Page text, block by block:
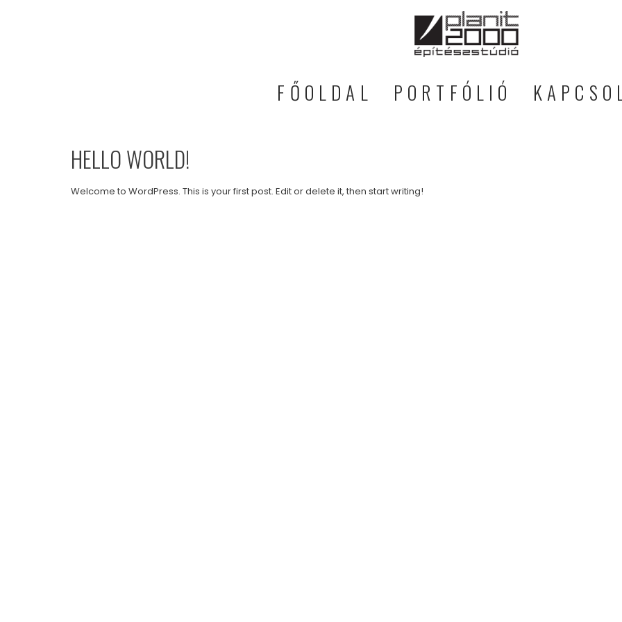
FŐOLDAL PORTFÓLIÓ
HELLO WORLD!
Welcome to WordPress. This is your first post. Edit or delete it, then start writing!